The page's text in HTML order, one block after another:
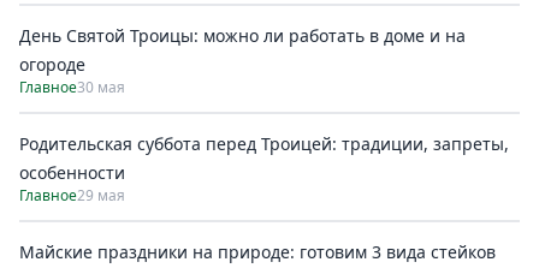
День Святой Троицы: можно ли работать в доме и на
огороде
Главное30 мая
Родительская суббота перед Троицей: традиции, запреты,
особенности
Главное29 мая
Майские праздники на природе: готовим 3 вида стейков